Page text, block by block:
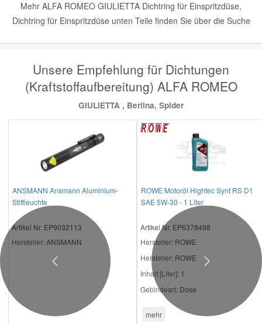
Mehr ALFA ROMEO GIULIETTA Dichtring für Einspritzdüse,
Dichtring für Einspritzdüse unten Teile finden Sie über die Suche
Unsere Empfehlung für Dichtungen
(Kraftstoffaufbereitung) ALFA ROMEO
GIULIETTA , Berlina, Spider
ANSMANN Ansmann Aluminium-
Stiftleuchte
Artikel Nr. EP9032113
Hersteller: ANSMANN
ROWE Motoröl Hightec Synt RS D1
SAE 5W-30 - 1 Liter
Artikel Nr. EP6378498
Hersteller: ROWE
Hersteller: ROWE
Inhalt [Liter]: 1
Gebindeart: Dose
mehr
Previous Next